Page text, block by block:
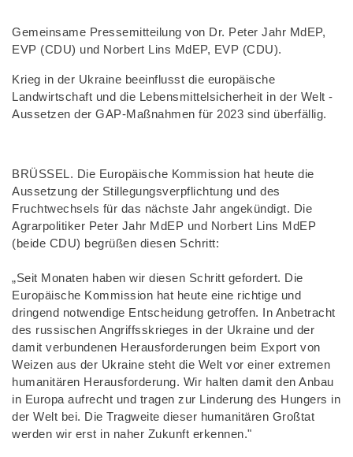
Gemeinsame Pressemitteilung von Dr. Peter Jahr MdEP,
EVP (CDU) und Norbert Lins MdEP, EVP (CDU).
Krieg in der Ukraine beeinflusst die europäische
Landwirtschaft und die Lebensmittelsicherheit in der Welt -
Aussetzen der GAP-Maßnahmen für 2023 sind überfällig.
BRÜSSEL. Die Europäische Kommission hat heute die
Aussetzung der Stillegungsverpflichtung und des
Fruchtwechsels für das nächste Jahr angekündigt. Die
Agrarpolitiker Peter Jahr MdEP und Norbert Lins MdEP
(beide CDU) begrüßen diesen Schritt:
„Seit Monaten haben wir diesen Schritt gefordert. Die
Europäische Kommission hat heute eine richtige und
dringend notwendige Entscheidung getroffen. In Anbetracht
des russischen Angriffsskrieges in der Ukraine und der
damit verbundenen Herausforderungen beim Export von
Weizen aus der Ukraine steht die Welt vor einer extremen
humanitären Herausforderung. Wir halten damit den Anbau
in Europa aufrecht und tragen zur Linderung des Hungers in
der Welt bei. Die Tragweite dieser humanitären Großtat
werden wir erst in naher Zukunft erkennen."